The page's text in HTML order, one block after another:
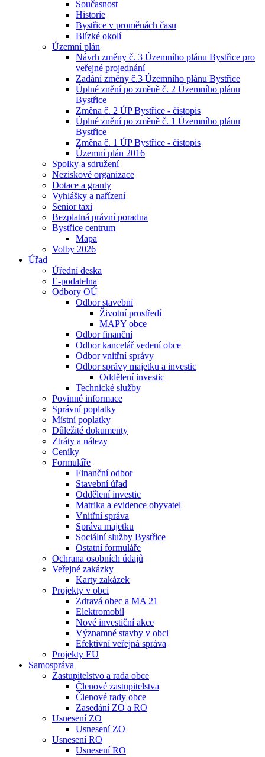
Současnost
Historie
Bystřice v proměnách času
Blízké okolí
Územní plán
Návrh změny č. 3 Územního plánu Bystřice pro
veřejné projednání
Zadání změny č.3 Územního plánu Bystřice
Úplné znění po změně č. 2 Územního plánu
Bystřice
Změna č. 2 ÚP Bystřice - čistopis
Úplné znění po změně č. 1 Územního plánu
Bystřice
Změna č. 1 ÚP Bystřice - čistopis
Územní plán 2016
Spolky a sdružení
Neziskové organizace
Dotace a granty
Vyhlášky a nařízení
Senior taxi
Bezplatná právní poradna
Bystřice centrum
Mapa
Volby 2026
Úřad
Úřední deska
E-podatelna
Odbory OÚ
Odbor stavební
Životní prostředí
MAPY obce
Odbor finanční
Odbor kancelář vedení obce
Odbor vnitřní správy
Odbor správy majetku a investic
Oddělení investic
Technické služby
Povinné informace
Správní poplatky
Místní poplatky
Důležité dokumenty
Ztráty a nálezy
Ceníky
Formuláře
Finanční odbor
Stavební úřad
Oddělení investic
Matrika a evidence obyvatel
Vnitřní správa
Správa majetku
Sociální služby Bystřice
Ostatní formuláře
Ochrana osobních údajů
Veřejné zakázky
Karty zakázek
Projekty v obci
Zdravá obec a MA 21
Elektromobil
Nové investiční akce
Významné stavby v obci
Efektivní veřejná správa
Projekty EU
Samospráva
Zastupitelstvo a rada obce
Členové zastupitelstva
Členové rady obce
Zasedání ZO a RO
Usnesení ZO
Usnesení ZO
Usnesení RO
Usnesení RO